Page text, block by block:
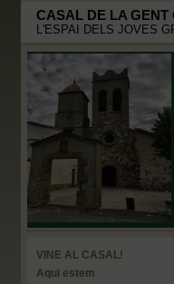
CASAL DE LA GENT
L'ESPAI DELS JOVES
VINE AL CASAL!
Aqui estem